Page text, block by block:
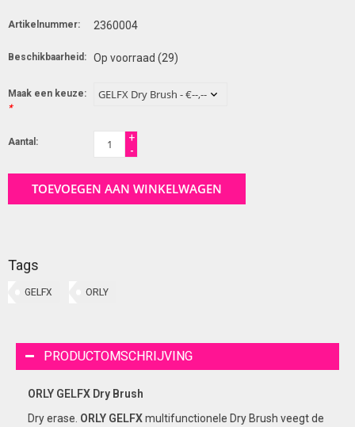
Artikelnummer: 2360004
Beschikbaarheid: Op voorraad (29)
Maak een keuze:
*
Aantal:
+
-
TOEVOEGEN AAN WINKELWAGEN
Tags
GELFX ORLY
PRODUCTOMSCHRIJVING
ORLY GELFX Dry Brush
Dry erase. ORLY GELFXmultifunctionele Dry Brush veegt de